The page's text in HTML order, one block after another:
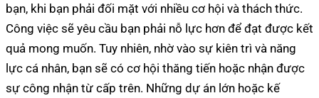
bạn, khi bạn phải đối mặt với nhiều cơ hội và thách thức.
Công việc sẽ yêu cầu bạn phải nỗ lực hơn để đạt được kết
quả mong muốn. Tuy nhiên, nhờ vào sự kiên trì và năng
lực cá nhân, bạn sẽ có cơ hội thăng tiến hoặc nhận được
sự công nhận từ cấp trên. Những dự án lớn hoặc kế